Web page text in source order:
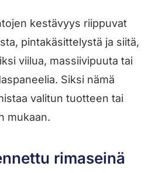
kestävyys riippuvat
pintakäsittelystä ja siitä,
viilua, massiivipuuta tai
Siksi nämä
valitun tuotteen tai
mukaan.
rimaseinä